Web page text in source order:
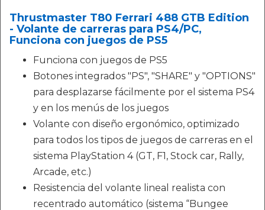
Thrustmaster T80 Ferrari 488 GTB Edition
- Volante de carreras para PS4/PC,
Funciona con juegos de PS5
Funciona con juegos de PS5
Botones integrados "PS", "SHARE" y "OPTIONS"
para desplazarse fácilmente por el sistema PS4
y en los menús de los juegos
Volante con diseño ergonómico, optimizado
para todos los tipos de juegos de carreras en el
sistema PlayStation 4 (GT, F1, Stock car, Rally,
Arcade, etc.)
Resistencia del volante lineal realista con
recentrado automático (sistema “Bungee